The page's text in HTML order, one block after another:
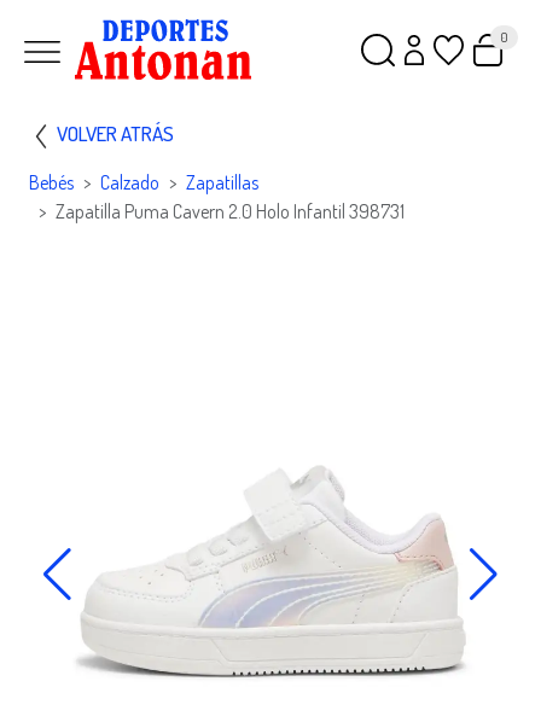
0
VOLVER ATRÁS
Bebés Calzado
Zapatillas
Zapatilla Puma Cavern 2.0 Holo Infantil 398731